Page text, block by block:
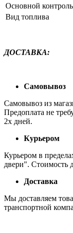
Основной
Вид топлива
ДОСТАВКА:
Самовывоз
Самовывоз из
Предоплата не
2х дней.
Курьером
Курьером в
двери". Стоимость
Доставка
Мы доставляем
транспортной